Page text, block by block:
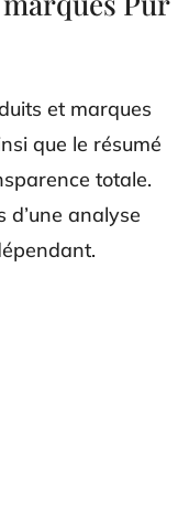
et marques
que le résumé
totale.
d’une analyse